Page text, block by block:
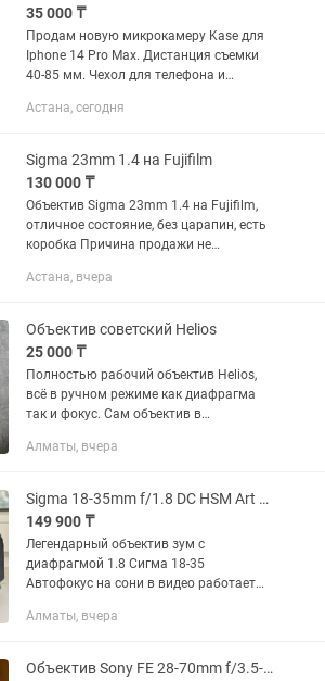
35 000 ₸
Продам новую микрокамеру Kase для
Iphone 14 Pro Max. Дистанция съемки
40-85 мм. Чехол для телефона и
Астана, сегодня
Sigma 23mm 1.4 на Fujifilm
130 000 ₸
Объектив Sigma 23mm 1.4 на Fujifilm,
отличное состояние, без царапин, есть
коробка Причина продажи не
Астана, вчера
Объектив советский Helios
25 000 ₸
Полностью рабочий объектив Helios,
всё в ручном режиме как диафрагма
так и фокус. Сам объектив в
без царапин. Стоимость 20000 тенге,
Алматы, вчера
Sigma 18-35mm f/1.8 DC HSM Art для Sony
149 900 ₸
Легендарный объектив зум с
диафрагмой 1.8 Сигма 18-35
Автофокус на сони в видео работает
переходником - 240к
Алматы, вчера
Объектив Sony FE 28-70mm f/3.5-5.6 OSS